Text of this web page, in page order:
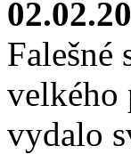
Falešné
velkého
vydalo